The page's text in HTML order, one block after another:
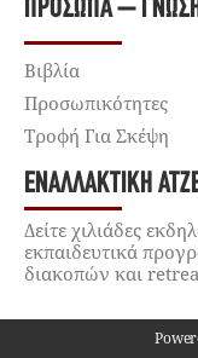
ΠΡΌΣΩΠΑ –
Βιβλία
Προσωπικότητες
Τροφή Για Σκέψη
ΕΝΑΛΛΑΚΤΙΚΉ
Δείτε χιλιάδες
εκπαιδευτικά
διακοπών και